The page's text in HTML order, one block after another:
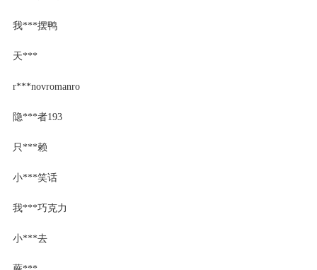
我***摆鸭
天***
r***novromanro
隐***者193
只***赖
小***笑话
我***巧克力
小***去